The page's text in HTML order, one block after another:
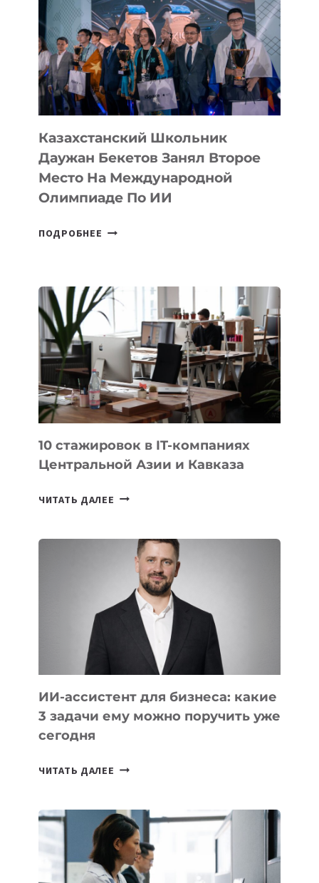
ИСТОРИИ
ЗАВОЕВАЛА
МЕДАЛЬ
НА
МЕЖДУНАРОДНОЙ
ОЛИМПИАДЕ
ПО
ИИ
Казахстанский Школьник
Даужан Бекетов Занял Второе
Место На Международной
Олимпиаде По ИИ
ПОДРОБНЕЕ КАЗАХСТАНСКИЙ
ЗАНЯЛ
ВТОРОЕ
МЕСТО
НА
МЕЖДУНАРОДНОЙ
ОЛИМПИАДЕ
ПО
ИИ
10 стажировок в IT-компаниях
Центральной Азии и Кавказа
ЧИТАТЬ ДАЛЕЕ 10
КОМПАНИЯХ
ЦЕНТРАЛЬНОЙ
АЗИИ
КАВКАЗА
ИИ-ассистент для бизнеса: какие
3 задачи ему можно поручить уже
сегодня
ЧИТАТЬ ДАЛЕЕ ИИ-
БИЗНЕСА:
КАКИЕ
3
ЗАДАЧИ